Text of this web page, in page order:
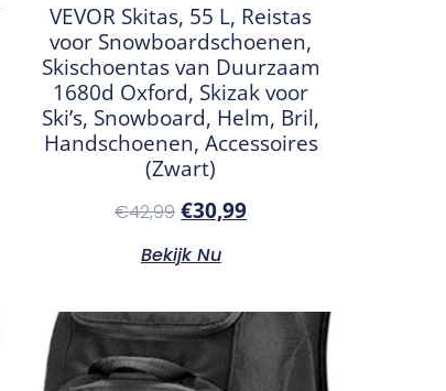
VEVOR Skitas, 55 L, Reistas
voor Snowboardschoenen,
Skischoentas van Duurzaam
1680d Oxford, Skizak voor
Ski’s, Snowboard, Helm, Bril,
Handschoenen, Accessoires
(Zwart)
€42,99 €30,99
Bekijk Nu